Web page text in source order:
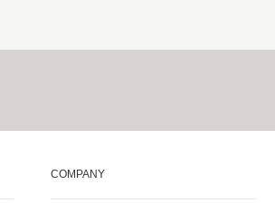
COMPANY